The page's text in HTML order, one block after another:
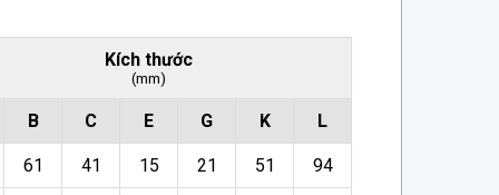
Kích thước
(mm)
B C E G K L
61 41 15 21 51 94